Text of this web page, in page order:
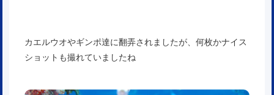
カエルウオやギンポ達に翻弄されましたが、何枚かナイス
ショットも撮れていましたね